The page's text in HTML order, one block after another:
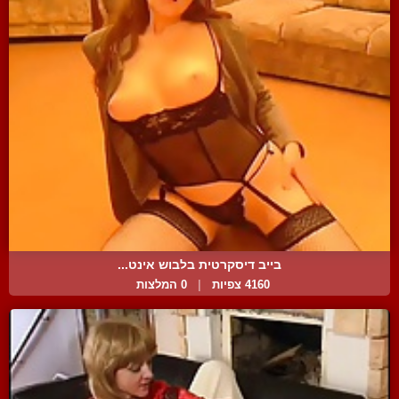
בייב דיסקרטית בלבוש אינט...
4160 צפיות 0 המלצות